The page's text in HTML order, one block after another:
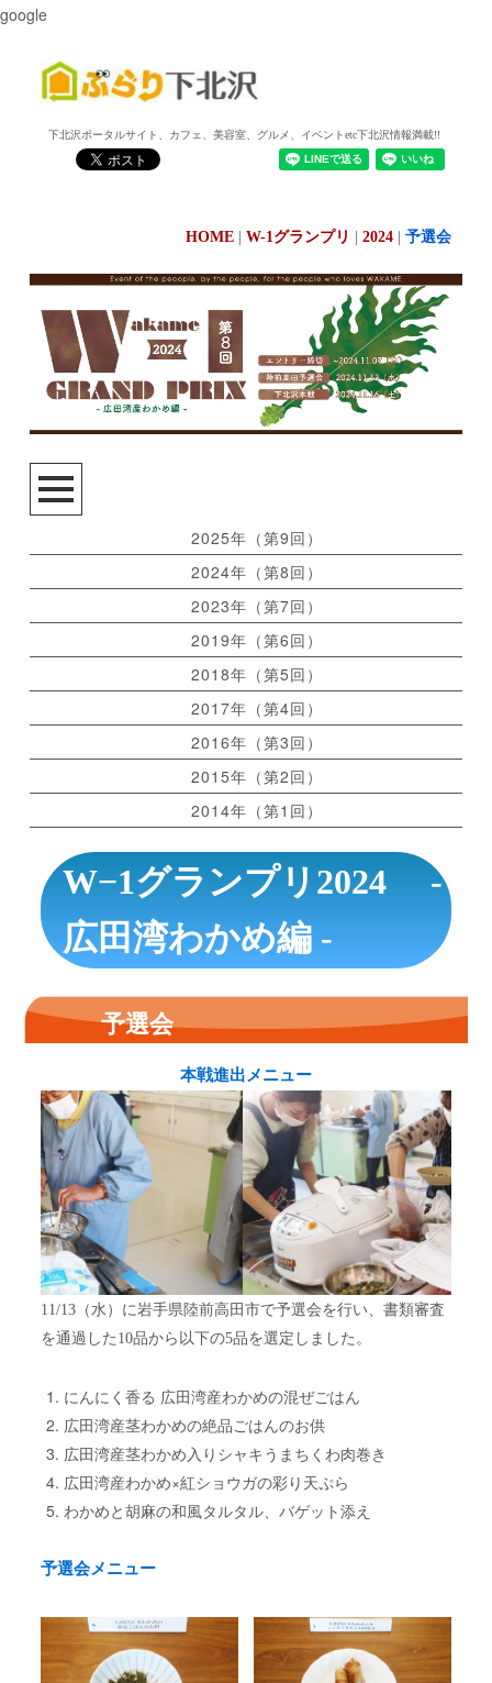
google
下北沢ポータルサイト、カフェ、美容室、グルメ、イベントetc下北沢情報満載!!
HOME| W-1グランプリ 2024| 予選会
2025年（第9回）
2024年（第8回）
2023年（第7回）
2019年（第6回）
2018年（第5回）
2017年（第4回）
2016年（第3回）
2015年（第2回）
2014年（第1回）
W−1グランプリ2024 -
広田湾わかめ編 -
予選会
本戦進出メニュー
11/13（水）に岩手県陸前高田市で予選会を行い、書類審査
を通過した10品から以下の5品を選定しました。
にんにく香る 広田湾産わかめの混ぜごはん
広田湾産茎わかめの絶品ごはんのお供
広田湾産茎わかめ入りシャキうまちくわ肉巻き
広田湾産わかめ×紅ショウガの彩り天ぷら
わかめと胡麻の和風タルタル、バゲット添え
予選会メニュー